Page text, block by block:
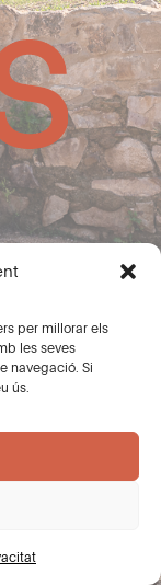
per millorar els
les seves
navegació. Si
ús.